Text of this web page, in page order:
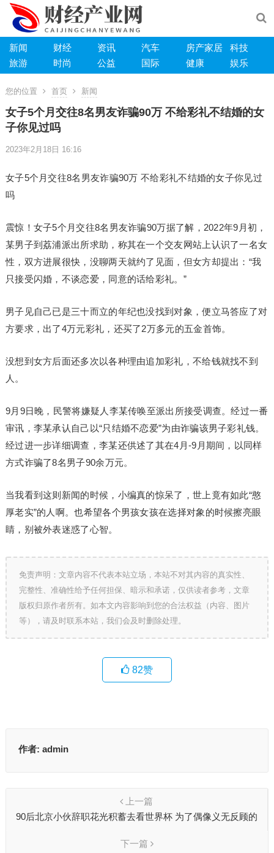
新闻 财经 资讯 汽车 房产家居
科技
旅游
时尚 公益 国际 健康 娱乐
您的位置 首页 新闻
女子5个月交往8名男友诈骗90万 不给彩礼不结婚的女
子你见过吗
2023年2月18日 16:16
女子5个月交往8名男友诈骗90万 不给彩礼不结婚的女子你见过
吗
震惊！女子5个月交往8名男友诈骗90万据了解，2022年9月初，
某男子到荔浦派出所求助，称其在一个交友网站上认识了一名女
性，双方进展很快，没聊两天就约了见面，但女方却提出：“我
只接受闪婚，不谈恋爱，同意的话给彩礼。”
男子见自己已是三十而立的年纪也没找到对象，便立马答应了对
方要求，出了4万元彩礼，还买了2万多元的五金首饰。
没想到女方后面还多次以各种理由追加彩礼，不给钱就找不到
人。
9月9日晚，民警将嫌疑人李某传唤至派出所接受调查。经过一番
审讯，李某承认自己以“只结婚不恋爱”为由诈骗该男子彩礼钱。
经过进一步详细调查，李某还供述了其在4月-9月期间，以同样
方式诈骗了8名男子90余万元。
当我看到这则新闻的时候，小编真的惊呆了，世上竟有如此“憨
厚老实”的人啊。也希望各个男孩女孩在选择对象的时候擦亮眼
睛，别被外表迷惑了心智。
免责声明：文章内容不代表本站立场，本站不对其内容的真实性、
完整性、准确性给予任何担保、暗示和承诺，仅供读者参考，文章
版权归原作者所有。如本文内容影响到您的合法权益（内容、图片
等），请及时联系本站，我们会及时删除处理。
82赞
作者: admin
上一篇
90后北京小伙辞职花光积蓄去看世界杯 为了偶像义无反顾的
下一篇